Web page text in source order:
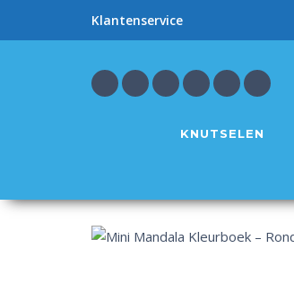
Klantenservice
KNUTSELEN